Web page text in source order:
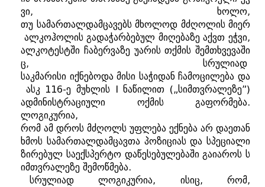
ვი, ხოლო,
თუ სამართალდამცავებს მხოლოდ მძღოლის მიერ
ალკოჰოლის გადაჭარბებულ მიღებაზე აქვთ ეჭვი,
ალკოტესტში ჩაბერვაზე უარის თქმის შემთხვევაში
ც, სრულიად
საკმარისი იქნებოდა მისი საჭიდან ჩამოცილება და
ასკ116-ე მუხლის Iნაწილით („სიმთვრალეზე”)
ადმინისტრაციული
ოქმის გაფორმება.
ლოგიკურია,
რომ ამ დროს მძღოლს უფლება ექნება არ დაეთან
ხმოს სამართალდამცავთა პოზიციას და სპეციალი
ზირებულ საექსპერტო დაწესებულებაში გაიაროს ს
იმთვრალეზე შემოწმება.
სრულიად
ლოგიკურია, ისიც,რომ,